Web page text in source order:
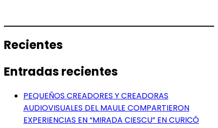
Recientes
Entradas recientes
PEQUEÑOS CREADORES Y CREADORAS
AUDIOVISUALES DEL MAULE COMPARTIERON
EXPERIENCIAS EN “MIRADA CIESCU” EN CURICÓ